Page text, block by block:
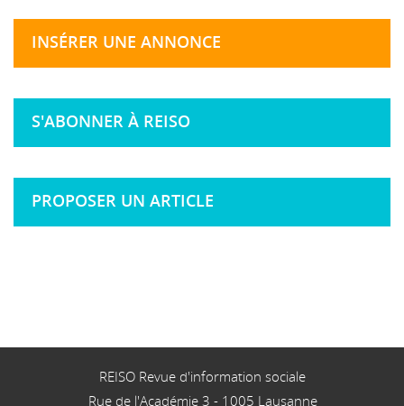
INSÉRER UNE ANNONCE
S'ABONNER À REISO
PROPOSER UN ARTICLE
REISO Revue d'information sociale
Rue de l'Académie 3 - 1005 Lausanne